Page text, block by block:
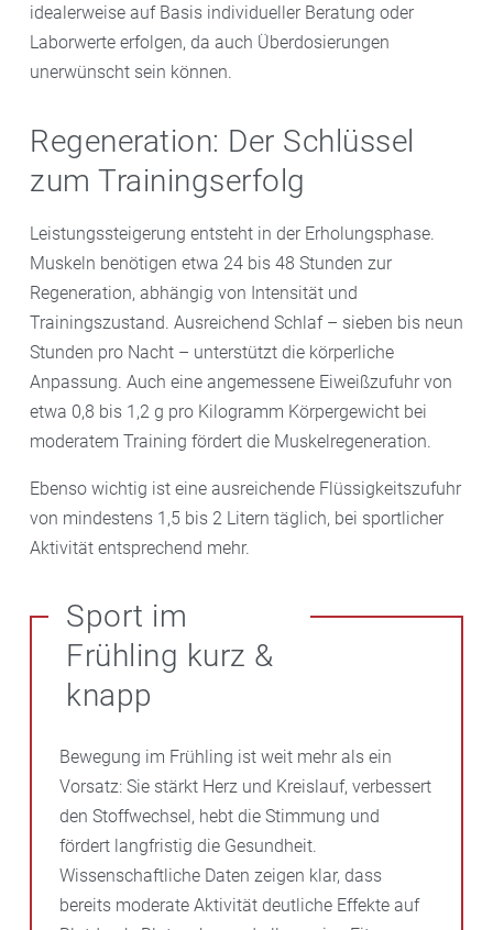
idealerweise auf Basis individueller Beratung oder
Laborwerte erfolgen, da auch Überdosierungen
unerwünscht sein können.
Regeneration: Der Schlüssel
zum Trainingserfolg
Leistungssteigerung entsteht in der Erholungsphase.
Muskeln benötigen etwa 24 bis 48 Stunden zur
Regeneration, abhängig von Intensität und
Trainingszustand. Ausreichend Schlaf – sieben bis neun
Stunden pro Nacht – unterstützt die körperliche
Anpassung. Auch eine angemessene Eiweißzufuhr von
etwa 0,8 bis 1,2 g pro Kilogramm Körpergewicht bei
moderatem Training fördert die Muskelregeneration.
Ebenso wichtig ist eine ausreichende Flüssigkeitszufuhr
von mindestens 1,5 bis 2 Litern täglich, bei sportlicher
Aktivität entsprechend mehr.
Sport im
Frühling kurz &
knapp
Bewegung im Frühling ist weit mehr als ein
Vorsatz: Sie stärkt Herz und Kreislauf, verbessert
den Stoffwechsel, hebt die Stimmung und
fördert langfristig die Gesundheit.
Wissenschaftliche Daten zeigen klar, dass
bereits moderate Aktivität deutliche Effekte auf